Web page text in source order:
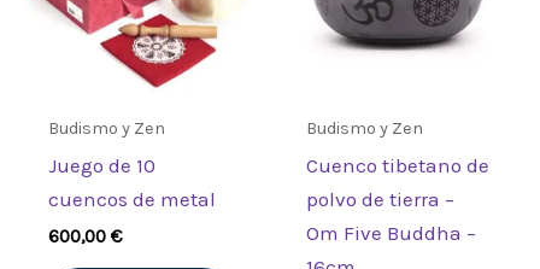
valoración.
Budismo y Zen
Juego de 10
cuencos de metal
600,00€
Budismo y Zen
Cuenco tibetano de
polvo de tierra –
Om Five Buddha –